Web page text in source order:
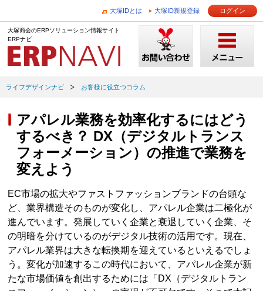
大塚IDとは 大塚ID新規登録 ログイン
大塚商会のERPソリューション情報サイト
ERPナビ
ライフデザインナビ お客様に役立つコラム
アパレル業務を効率化するにはどう
するべき？ DX（デジタルトランス
フォーメーション）の推進で業務を
変えよう
EC市場の拡大やファストファッションブランドの台頭な
ど、業界構造そのものが変化し、アパレル企業は二極化が
進んでいます。発展していく企業と衰退していく企業、そ
の明暗を分けているのがデジタル技術の活用です。現在、
アパレル業界は大きな転換期を迎えているといえるでしょ
う。変化が加速するこの時代において、アパレル企業が新
たな市場価値を創出するためには「DX（デジタルトラン